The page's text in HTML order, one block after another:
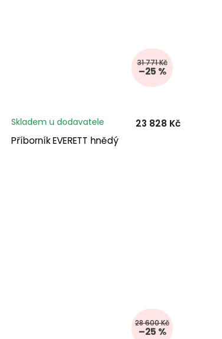
31 771 Kč
–25 %
Příborník EVERETT hnědý
Skladem u dodavatele 23 828 Kč
28 600 Kč
–25 %